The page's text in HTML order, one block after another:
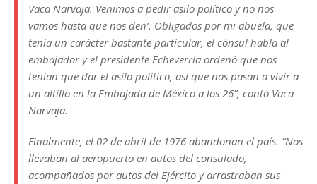
Vaca Narvaja. Venimos a pedir asilo político y no nos
vamos hasta que nos den’. Obligados por mi abuela, que
tenía un carácter bastante particular, el cónsul habla al
embajador y el presidente Echeverría ordenó que nos
tenían que dar el asilo político, así que nos pasan a vivir a
un altillo en la Embajada de México a los 26”, contó Vaca
Narvaja.
Finalmente, el 02 de abril de 1976 abandonan el país. “Nos
llevaban al aeropuerto en autos del consulado,
acompañados por autos del Ejército y arrastraban sus